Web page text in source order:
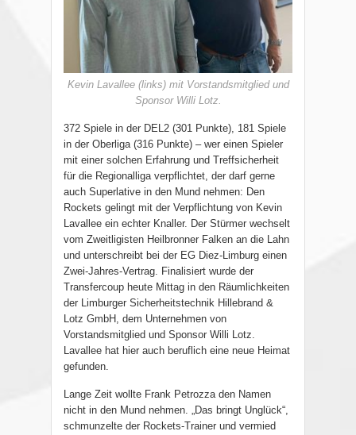
Kevin Lavallee (links) mit Vorstandsmitglied und
Sponsor Willi Lotz.
372 Spiele in der DEL2 (301 Punkte), 181 Spiele
in der Oberliga (316 Punkte) – wer einen Spieler
mit einer solchen Erfahrung und Treffsicherheit
für die Regionalliga verpflichtet, der darf gerne
auch Superlative in den Mund nehmen: Den
Rockets gelingt mit der Verpflichtung von Kevin
Lavallee ein echter Knaller. Der Stürmer wechselt
vom Zweitligisten Heilbronner Falken an die Lahn
und unterschreibt bei der EG Diez-Limburg einen
Zwei-Jahres-Vertrag. Finalisiert wurde der
Transfercoup heute Mittag in den Räumlichkeiten
der Limburger Sicherheitstechnik Hillebrand &
Lotz GmbH, dem Unternehmen von
Vorstandsmitglied und Sponsor Willi Lotz.
Lavallee hat hier auch beruflich eine neue Heimat
gefunden.
Lange Zeit wollte Frank Petrozza den Namen
nicht in den Mund nehmen. „Das bringt Unglück“,
schmunzelte der Rockets-Trainer und vermied